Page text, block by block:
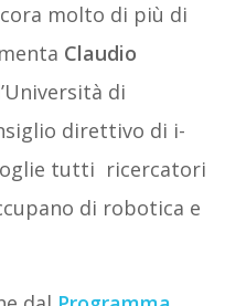
molto di più di
Claudio
di
direttivo di i-
tutti ricercatori
di robotica e